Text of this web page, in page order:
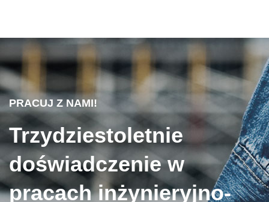
PRACUJ Z NAMI!
Trzydziestoletnie
doświadczenie w
pracach inżynieryjno-